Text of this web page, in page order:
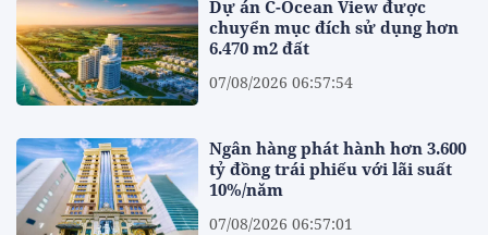
Dự án C-Ocean View được
chuyển mục đích sử dụng hơn
6.470 m2 đất
07/08/2026 06:57:54
Ngân hàng phát hành hơn 3.600
tỷ đồng trái phiếu với lãi suất
10%/năm
07/08/2026 06:57:01